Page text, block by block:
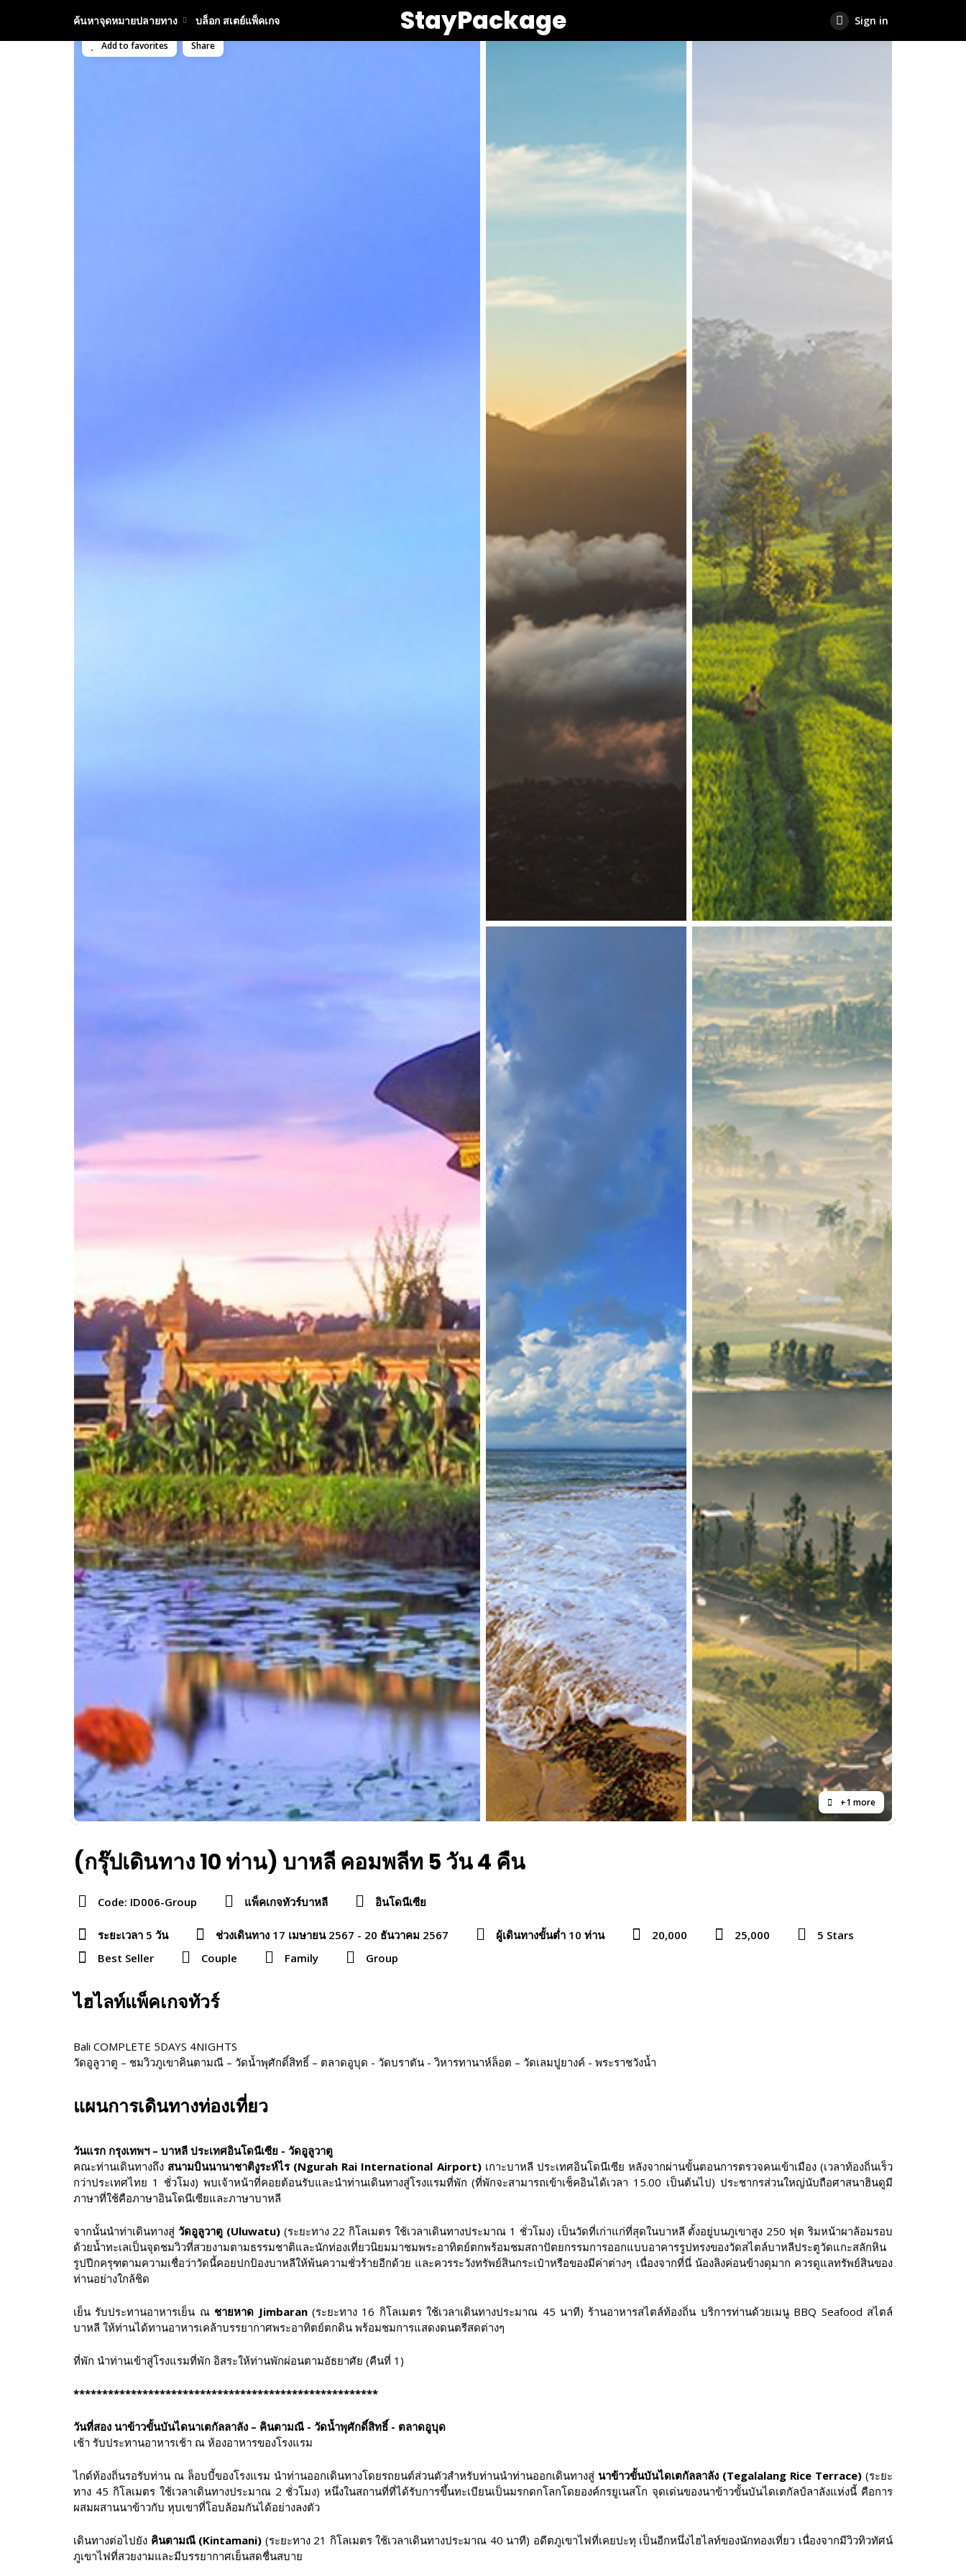
StayPackage
ค้นหาจุดหมายปลายทาง บล็อก สเตย์แพ็คเกจ Sign in
Add to favorites Share
+1 more
(กรุ๊ปเดินทาง 10 ท่าน) บาหลี คอมพลีท 5 วัน 4 คืน
Code: ID006-Group แพ็คเกจทัวร์บาหลี อินโดนีเซีย
ระยะเวลา 5 วัน ช่วงเดินทาง 17 เมษายน 2567 - 20 ธันวาคม 2567 ผู้เดินทางขั้นต่ำ 10 ท่าน 20,000 25,000
5 Stars
Best Seller
Couple Family Group
ไฮไลท์แพ็คเกจทัวร์
Bali COMPLETE 5DAYS 4NIGHTS
วัดอูลูวาตู – ชมวิวภูเขาคินตามณี – วัดน้ำพุศักดิ์สิทธิ์ – ตลาดอูบุด - วัดบราตัน - วิหารทานาห์ล็อต – วัดเลมปูยางค์ - พระราชวังน้ำ
แผนการเดินทางท่องเที่ยว
วันแรก กรุงเทพฯ – บาหลี ประเทศอินโดนีเซีย - วัดอูลูวาตู
คณะท่านเดินทางถึง สนามบินนานาชาติงูระห์ไร (Ngurah Rai International Airport)เกาะบาหลี ประเทศอินโดนีเซีย หลังจากผ่านขั้นตอนการตรวจคนเข้าเมือง (เวลาท้องถิ่นเร็ว
กว่าประเทศไทย 1 ชั่วโมง) พบเจ้าหน้าที่คอยต้อนรับและนำท่านเดินทางสู่โรงแรมที่พัก (ที่พักจะสามารถเข้าเช็คอินได้เวลา 15.00 เป็นต้นไป) ประชากรส่วนใหญ่นับถือศาสนาฮินดูมี
ภาษาที่ใช้คือภาษาอินโดนีเซียและภาษาบาหลี
จากนั้นนำท่าเดินทางสู่ วัดอูลูวาตู (Uluwatu)(ระยะทาง 22 กิโลเมตร ใช้เวลาเดินทางประมาณ 1 ชั่วโมง) เป็นวัดที่เก่าแก่ที่สุดในบาหลี ตั้งอยู่บนภูเขาสูง 250 ฟุต ริมหน้าผาล้อมรอบ
ด้วยน้ำทะเลเป็นจุดชมวิวที่สวยงามตามธรรมชาติและนักท่องเที่ยวนิยมมาชมพระอาทิตย์ตกพร้อมชมสถาปัตยกรรมการออกแบบอาคารรูปทรงของวัดสไตล์บาหลีประตูวัดแกะสลักหิน
รูปปีกครุฑตามความเชื่อว่าวัดนี้คอยปกป้องบาหลีให้พ้นความชั่วร้ายอีกด้วย และควรระวังทรัพย์สินกระเป๋าหรือของมีค่าต่างๆ เนื่องจากที่นี่ น้องลิงค่อนข้างดุมาก ควรดูแลทรัพย์สินของ
ท่านอย่างใกล้ชิด
เย็น รับประทานอาหารเย็น ณ ชายหาด Jimbaran(ระยะทาง 16 กิโลเมตร ใช้เวลาเดินทางประมาณ 45 นาที) ร้านอาหารสไตล์ท้องถิ่น บริการท่านด้วยเมนู BBQ Seafood สไตล์
บาหลี ให้ท่านได้ทานอาหารเคล้าบรรยากาศพระอาทิตย์ตกดิน พร้อมชมการแสดงดนตรีสดต่างๆ
ที่พัก นำท่านเข้าสู่โรงแรมที่พัก อิสระให้ท่านพักผ่อนตามอัธยาศัย (คืนที่ 1)
*****************************************************
วันที่สอง นาข้าวขั้นบันไดนาเตกัลลาลัง – คินตามณี - วัดน้ำพุศักดิ์สิทธิ์ - ตลาดอูบุด
เช้า รับประทานอาหารเช้า ณ ห้องอาหารของโรงแรม
ไกด์ท้องถิ่นรอรับท่าน ณ ล็อบบี้ของโรงแรม นำท่านออกเดินทางโดยรถยนต์ส่วนตัวสำหรับท่านนำท่านออกเดินทางสู่ นาข้าวขั้นบันไดเตกัลลาลัง (Tegalalang Rice Terrace) (ระยะ
ทาง 45 กิโลเมตร ใช้เวลาเดินทางประมาณ 2 ชั่วโมง) หนึ่งในสถานที่ที่ได้รับการขึ้นทะเบียนเป็นมรกดกโลกโดยองค์กรยูเนสโก จุดเด่นของนาข้าวขั้นบันไดเตกัลป์ลาลังแห่งนี้ คือการ
ผสมผสานนาข้าวกับ หุบเขาที่โอบล้อมกันได้อย่างลงตัว
เดินทางต่อไปยัง คินตามณี (Kintamani) (ระยะทาง 21 กิโลเมตร ใช้เวลาเดินทางประมาณ 40 นาที) อดีตภูเขาไฟที่เคยปะทุ เป็นอีกหนึ่งไฮไลท์ของนักทองเที่ยว เนื่องจากมีวิวทิวทัศน์
ภูเขาไฟที่สวยงามและมีบรรยากาศเย็นสดชื่นสบาย